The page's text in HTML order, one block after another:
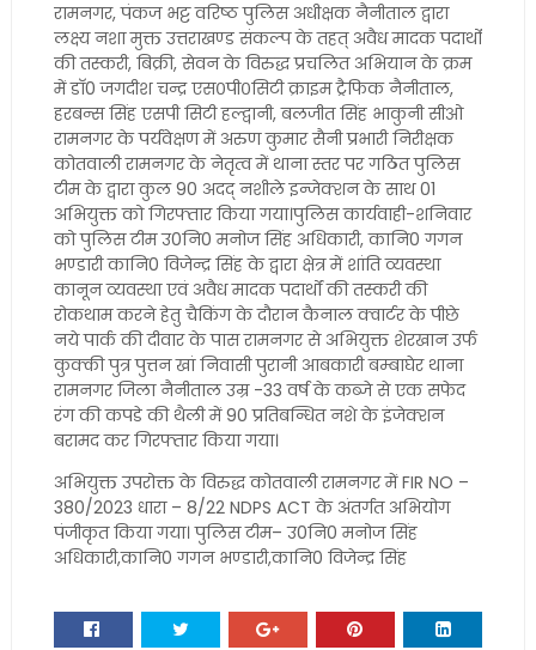
रामनगर, पंकज भट्ट वरिष्ठ पुलिस अधीक्षक नैनीताल द्वारा
लक्ष्य नशा मुक्त उत्तराखण्ड संकल्प के तहत् अवैध मादक पदार्थों
की तस्करी, बिक्री, सेवन के विरुद्ध प्रचलित अभियान के क्रम
में डाॅ0 जगदीश चन्द्र एस०पी०सिटी क्राइम ट्रैफिक नैनीताल,
हरबन्स सिंह एसपी सिटी हल्द्वानी, बलजीत सिंह भाकुनी सीओ
रामनगर के पर्यवेक्षण में अरुण कुमार सैनी प्रभारी निरीक्षक
कोतवाली रामनगर के नेतृत्व में थाना स्तर पर गठित पुलिस
टीम के द्वारा कुल 90 अदद् नशीले इन्जेक्शन के साथ 01
अभियुक्त को गिरफ्तार किया गया।पुलिस कार्यवाही-शनिवार
को पुलिस टीम उ0नि0 मनोज सिंह अधिकारी, कानि0 गगन
भण्डारी कानि0 विजेन्द्र सिंह के द्वारा क्षेत्र में शांति व्यवस्था
कानून व्यवस्था एवं अवैध मादक पदार्थों की तस्करी की
रोकथाम करने हेतु चैकिंग के दौरान कैनाल क्वार्टर के पीछे
नये पार्क की दीवार के पास रामनगर से अभियुक्त शेरखान उर्फ
कुक्की पुत्र पुत्तन खां निवासी पुरानी आबकारी बम्बाघेर थाना
रामनगर जिला नैनीताल उम्र -33 वर्ष के कब्जे से एक सफेद
रंग की कपडे की थैली में 90 प्रतिबन्धित नशे के इंजेक्शन
बरामद कर गिरफ्तार किया गया।
अभियुक्त उपरोक्त के विरुद्ध कोतवाली रामनगर में FIR NO –
380/2023 धारा – 8/22 NDPS ACT के अंतर्गत अभियोग
पंजीकृत किया गया। पुलिस टीम– उ0नि0 मनोज सिंह
अधिकारी,कानि0 गगन भण्डारी,कानि0 विजेन्द्र सिंह